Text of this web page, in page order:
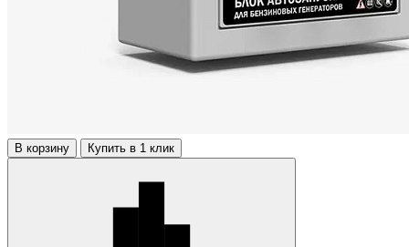
В корзину Купить в 1 клик